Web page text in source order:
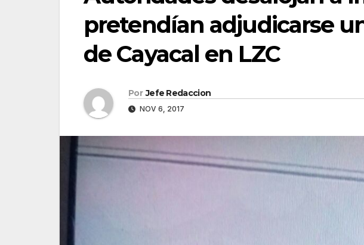
pretendían adjudicarse
de Cayacal en LZC
Por Jefe Redaccion
NOV 6, 2017